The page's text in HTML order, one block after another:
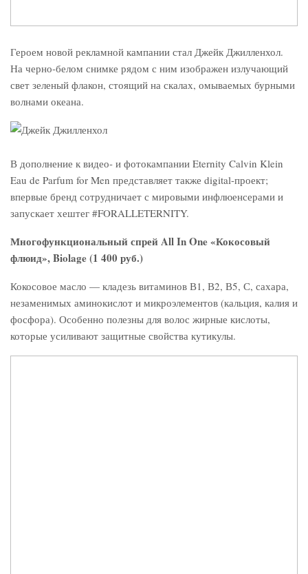
Героем новой рекламной кампании стал Джейк Джилленхол.
На черно-белом снимке рядом с ним изображен излучающий
свет зеленый флакон, стоящий на скалах, омываемых бурными
волнами океана.
В дополнение к видео- и фотокампании Eternity Calvin Klein
Eau de Parfum for Men представляет также digital-проект;
впервые бренд сотрудничает с мировыми инфлюенсерами и
запускает хештег #FORALLETERNITY.
Многофункциональный спрей All In One «Кокосовый
флюид», Biolage (1 400 руб.)
Кокосовое масло — кладезь витаминов В1, В2, В5, С, сахара,
незаменимых аминокислот и микроэлементов (кальция, калия и
фосфора). Особенно полезны для волос жирные кислоты,
которые усиливают защитные свойства кутикулы.